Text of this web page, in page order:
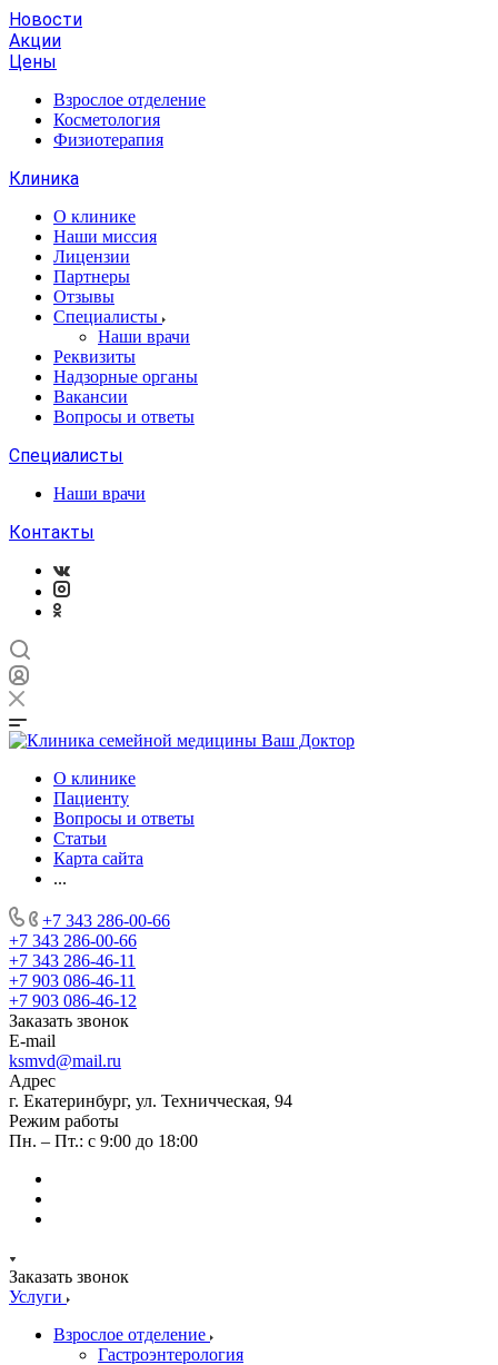
Новости
Акции
Цены
Взрослое отделение
Косметология
Физиотерапия
Клиника
О клинике
Наши миссия
Лицензии
Партнеры
Отзывы
Специалисты
Наши врачи
Реквизиты
Надзорные органы
Вакансии
Вопросы и ответы
Специалисты
Наши врачи
Контакты
О клинике
Пациенту
Вопросы и ответы
Статьи
Карта сайта
...
+7 343 286-00-66
+7 343 286-00-66
+7 343 286-46-11
+7 903 086-46-11
+7 903 086-46-12
Заказать звонок
E-mail
ksmvd@mail.ru
Адрес
г. Екатеринбург, ул. Техничческая, 94
Режим работы
Пн. – Пт.: с 9:00 до 18:00
Заказать звонок
Услуги
Взрослое отделение
Гастроэнтерология